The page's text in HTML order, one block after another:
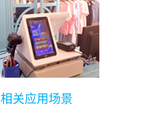
相关应用场景